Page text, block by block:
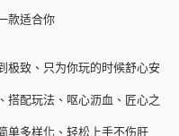
款适合你
极致、只为你玩的时候舒心安
搭配玩法、呕心沥血、匠心之
单多样化、轻松上手不伤肝